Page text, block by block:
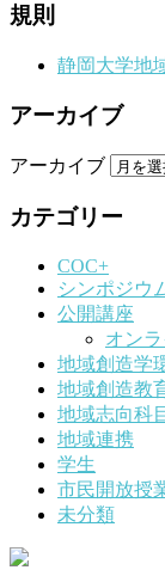
規則
静岡大学地
アーカイブ
アーカイブ
カテゴリー
COC+
シンポジウ
公開講座
オン
地域創造学
地域創造教
地域志向科
地域連携
学生
市民開放授
未分類